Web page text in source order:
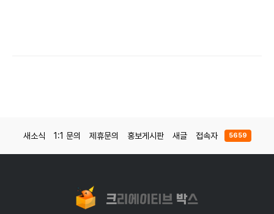
새소식 1:1 문의 제휴문의 홍보게시판 새글 접속자 5659